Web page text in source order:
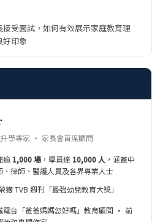
接受面試，如何有效展示家庭教育理
好印象
學專家 · 家長會首席顧問
逾 1,000 場 ，學員達 10,000 人 ，涵蓋中
、律師、醫護人員及各界專業人士
獲 TVB 週刊「最強幼兒教育大獎」
電台「爸爸媽媽您好嗎」教育顧問 · 前